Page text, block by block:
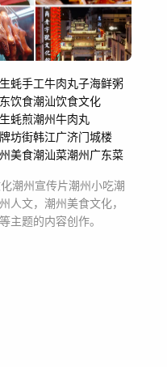
生蚝手工牛肉丸子海鲜粥
饮食潮汕饮食文化
生蚝煎潮州牛肉丸
坊街韩江广济门城楼
美食潮汕菜潮州广东菜
潮州宣传片潮州小吃潮
人文，潮州美食文化，
主题的内容创作。